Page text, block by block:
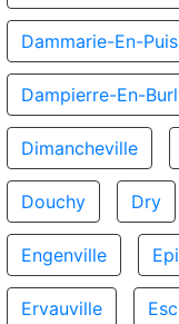
Dammarie-En-
Dampierre-En-
Dimancheville
Douchy Dry
Engenville
Ervauville